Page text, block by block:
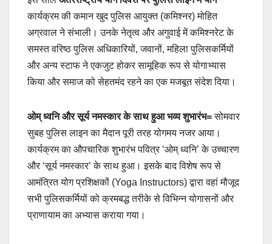
कार्यक्रम की कमान खुद पुलिस आयुक्त (कमिश्नर) मोहित
अग्रवाल ने संभाली। उनके नेतृत्व और अगुवाई में कमिश्नरेट के
समस्त वरिष्ठ पुलिस अधिकारियों, जवानों, महिला पुलिसकर्मियों
और अन्य स्टाफ ने एकजुट होकर सामूहिक रूप से योगाभ्यास
किया और समाज को सेहतमंद रहने का एक मजबूत संदेश दिया।
ओम् ध्वनि और सूर्य नमस्कार के साथ हुआ भव्य शुभारंभ=सोमवार
सुबह पुलिस लाइन का मैदान पूरी तरह योगमय नजर आया।
कार्यक्रम का औपचारिक शुभारंभ पवित्र ‘ओम् ध्वनि’ के उच्चारण
और ‘सूर्य नमस्कार’ के साथ हुआ। इसके बाद विशेष रूप से
आमंत्रित योग प्रशिक्षकों (Yoga Instructors) द्वारा वहां मौजूद
सभी पुलिसकर्मियों को क्रमबद्ध तरीके से विभिन्न योगासनों और
प्राणायाम का अभ्यास कराया गया।